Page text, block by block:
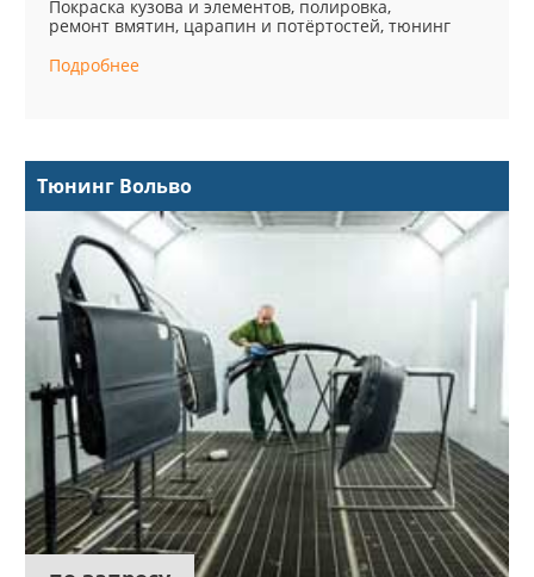
Покраска кузова и элементов, полировка,
ремонт вмятин, царапин и потёртостей, тюнинг
Подробнее
Тюнинг Вольво